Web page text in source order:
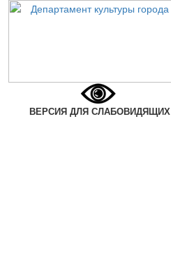
ВЕРСИЯ ДЛЯ СЛАБОВИДЯЩИХ